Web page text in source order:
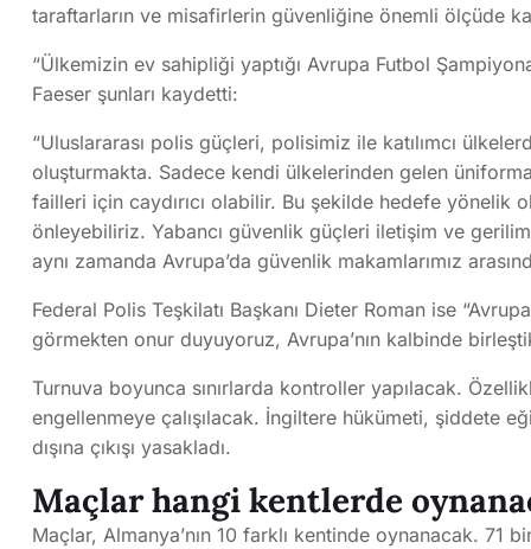
taraftarların ve misafirlerin güvenliğine önemli ölçüde
“Ülkemizin ev sahipliği yaptığı Avrupa Futbol
Faeser şunları kaydetti:
“Uluslararası polis güçleri, polisimiz ile katılımcı
oluşturmakta. Sadece kendi ülkelerinden gelen
failleri için caydırıcı olabilir. Bu şekilde hedefe
önleyebiliriz. Yabancı güvenlik güçleri iletişim ve
aynı zamanda Avrupa’da güvenlik makamlarımız
Federal Polis Teşkilatı Başkanı Dieter Roman ise
görmekten onur duyuyoruz, Avrupa’nın kalbinde
Turnuva boyunca sınırlarda kontroller yapılacak.
engellenmeye çalışılacak. İngiltere hükümeti, şiddete
dışına çıkışı yasakladı.
Maçlar hangi kentlerde
Maçlar, Almanya’nın 10 farklı kentinde oynanacak. 71